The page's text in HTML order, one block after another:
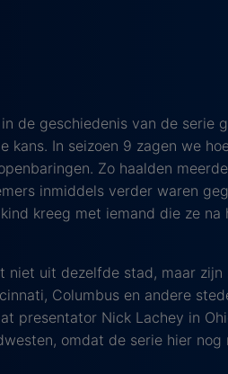
de geschiedenis van de serie
kans. In seizoen 9 zagen we
Zo haalden
inmiddels verder waren
kreeg met iemand die ze na
niet uit dezelfde stad, maar
Columbus en andere
presentator Nick Lachey in
omdat de serie hier nog